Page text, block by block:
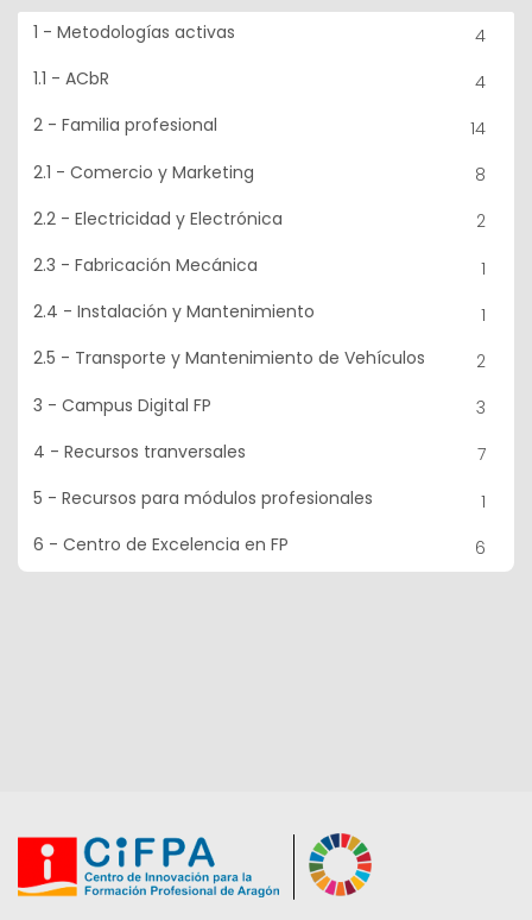
1 - Metodologías activas
4
1.1 - ACbR
4
2 - Familia profesional
14
2.1 - Comercio y Marketing
8
2.2 - Electricidad y Electrónica
2
2.3 - Fabricación Mecánica
1
2.4 - Instalación y Mantenimiento
1
2.5 - Transporte y Mantenimiento de Vehículos
2
3 - Campus Digital FP
3
4 - Recursos tranversales
7
5 - Recursos para módulos profesionales
1
6 - Centro de Excelencia en FP
6